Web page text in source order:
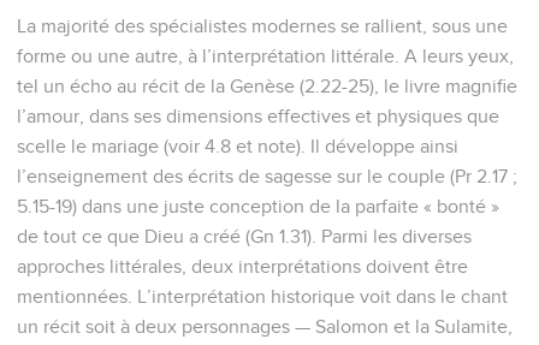
La majorité des spécialistes modernes se rallient, sous une
forme ou une autre, à l’interprétation littérale. A leurs yeux,
tel un écho au récit de la Genèse (2.22-25), le livre magnifie
l’amour, dans ses dimensions effectives et physiques que
scelle le mariage (voir 4.8 et note). Il développe ainsi
l’enseignement des écrits de sagesse sur le couple (Pr 2.17 ;
5.15-19) dans une juste conception de la parfaite « bonté »
de tout ce que Dieu a créé (Gn 1.31). Parmi les diverses
approches littérales, deux interprétations doivent être
mentionnées. L’interprétation historique voit dans le chant
un récit soit à deux personnages — Salomon et la Sulamite,